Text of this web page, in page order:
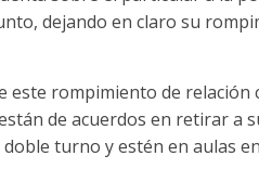
dejando en claro su
rompimiento de relación
de acuerdos en retirar a
turno y estén en aulas